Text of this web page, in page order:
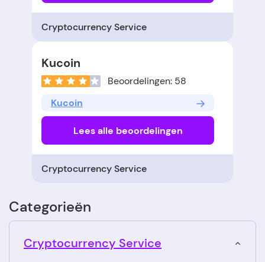
Cryptocurrency Service
Kucoin
Beoordelingen: 58
Kucoin
Lees alle beoordelingen
Cryptocurrency Service
Categorieën
Cryptocurrency Service